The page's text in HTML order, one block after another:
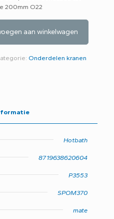
200mm O22
aan winkelwagen
Onderdelen kranen
Hotbath
8719638620604
P3553
SPOM370
mate